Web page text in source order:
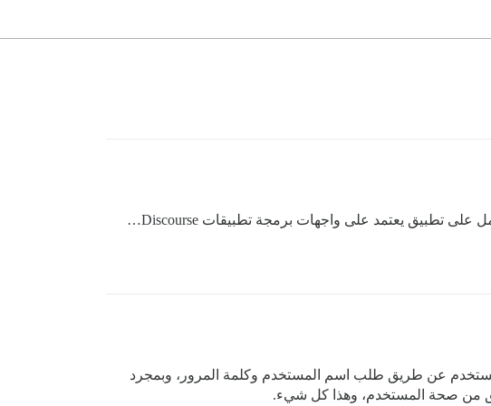
لقد طفتُ على جميع المواضيع، ولا شيء منها يشرح بوضوح كيفية تسجيل دخول مستخدم عبر الـ API. أنا أعمل على تطبيق يعتمد على واجهات برمجة تطبيقات Discourse…
عن طريق طلب اسم المستخدم وكلمة المرور، وبمجرد